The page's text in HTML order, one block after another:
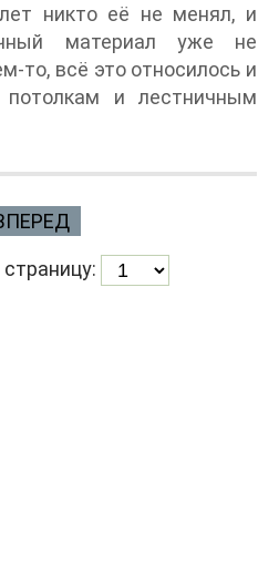
никто её не менял, и
материал уже не
то, всё это относилось и
потолкам и лестничным